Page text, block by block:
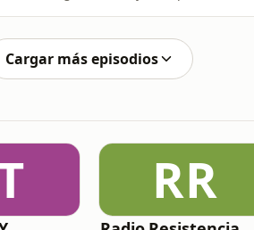
Cargar más episodios
RR